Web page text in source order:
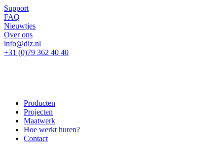
Support
FAQ
Nieuwtjes
Over ons
info@diz.nl
+31 (0)79 362 40 40
Producten
Projecten
Maatwerk
Hoe werkt huren?
Contact